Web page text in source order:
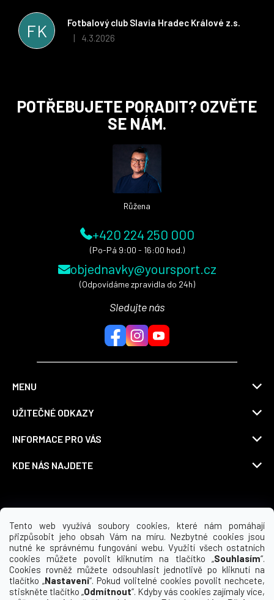
Tento web využívá soubory cookies, které nám pomáhají
přizpůsobit jeho obsah Vám na míru. Nezbytné cookies jsou
nutné ke správnému fungování webu. Využití všech ostatních
cookies můžete povolit kliknutím na tlačítko „Souhlasím“.
Cookies rovněž můžete odsouhlasit jednotlivě po kliknutí na
tlačítko „Nastavení“. Pokud volitelné cookies povolit nechcete,
stiskněte tlačítko „Odmítnout“. Kdyby vás cookies zajímaly více,
FK
Fotbalový club Slavia Hradec Králové z.s.
Hodnocení obchodu je 5 z 5 hvězdiček.
| 4.3.2026
stran. Věříme, že v tomto duchu bude spolupráce pokračovat
i nadále, nyní už začínáme řešit i první sady dresů ;)
POTŘEBUJETE PORADIT? OZVĚTE
SE NÁM.
Růžena
+420 224 250 000
(Po-Pá 9:00 - 16:00 hod.)
objednavky@yoursport.cz
(Odpovídáme zpravidla do 24h)
Sledujte nás
MENU
UŽITEČNÉ ODKAZY
INFORMACE PRO VÁS
KDE NÁS NAJDETE
Možnosti dopravy